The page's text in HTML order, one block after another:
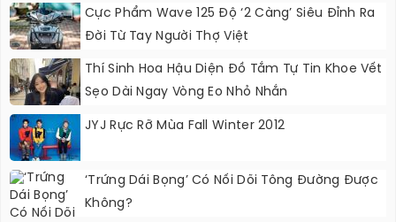
Cực Phẩm Wave 125 Độ ‘2 Càng’ Siêu Đỉnh Ra
Đời Từ Tay Người Thợ Việt
Thí Sinh Hoa Hậu Diện Đồ Tắm Tự Tin Khoe Vết
Sẹo Dài Ngay Vòng Eo Nhỏ Nhắn
JYJ Rực Rỡ Mùa Fall Winter 2012
‘Trứng Dái Bọng’ Có Nối Dõi Tông Đường Được
Không?